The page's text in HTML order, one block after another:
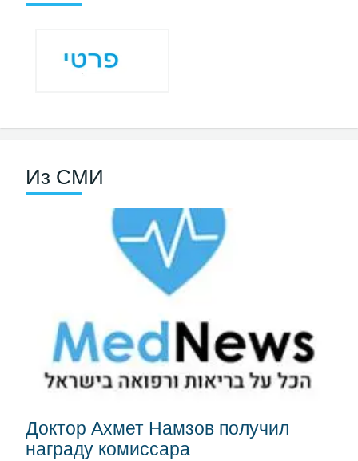
Из СМИ
Доктор Ахмет Намзов получил
награду комиссара